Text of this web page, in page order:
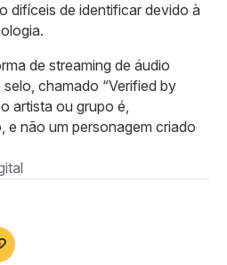
difíceis de identificar devido à
de streaming de áudio
chamado “Verified by
artista ou grupo é,
e não um personagem criado